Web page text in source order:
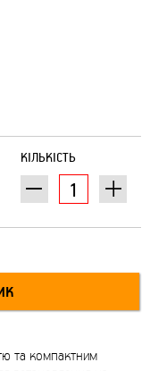
КІЛЬКІСТЬ
та компактним